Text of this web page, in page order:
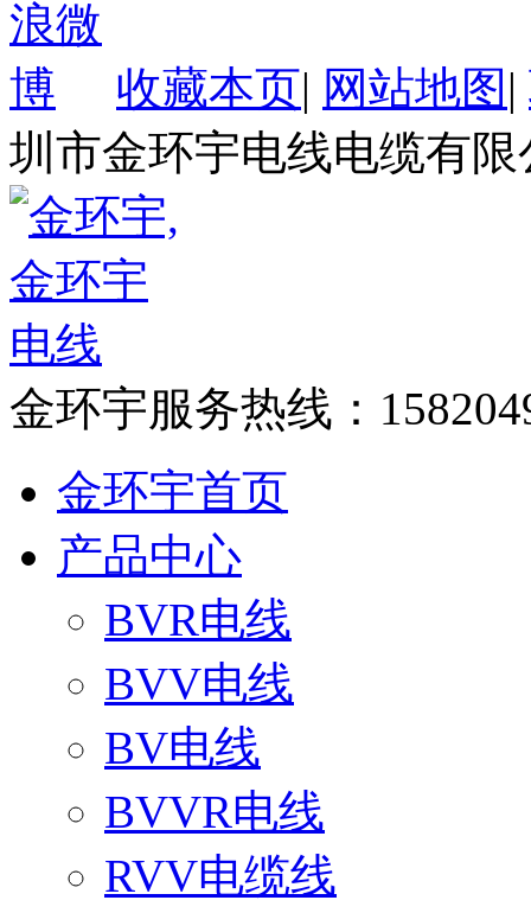
收藏本页| 网站地图 |
圳市金环宇电线电缆有
金环宇服务热线：
金环宇首页
产品中心
BVR电线
BVV电线
BV电线
BVVR电线
RVV电缆线